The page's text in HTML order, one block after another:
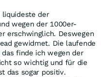
liquideste der
wegen der 1000er-
erschwinglich. Deswegen
gewidmet. Die laufende
finde ich wegen der
so wichtig und für die
das sogar positiv.